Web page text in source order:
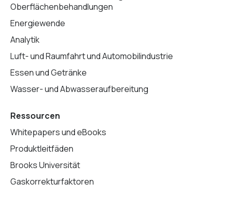
Oberflächenbehandlungen
Energiewende
Analytik
Luft- und Raumfahrt und Automobilindustrie
Essen und Getränke
Wasser- und Abwasseraufbereitung
Ressourcen
Whitepapers und eBooks
Produktleitfäden
Brooks Universität
Gaskorrekturfaktoren